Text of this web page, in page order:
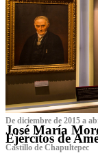
De diciembre de 2015 a
José María
Ejércitos de
C‌astillo de Chapultepec